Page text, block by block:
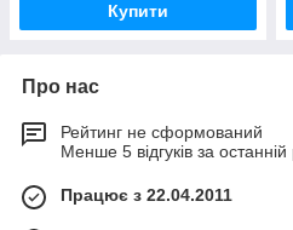
Купити
Про нас
Рейтинг не сформований
Менше 5 відгуків за останній
Працює з 22.04.2011